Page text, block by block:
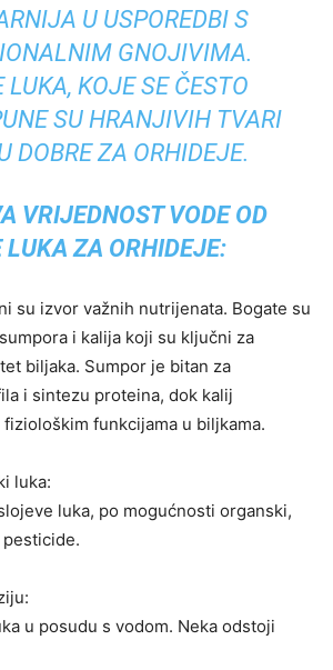
U USPOREDBI S
GNOJIVIMA.
LUKA, KOJE SE ČESTO
SU HRANJIVIH TVARI
DOBRE ZA ORHIDEJE.
VRIJEDNOST VODE OD
LUKA ZA ORHIDEJE:
su izvor važnih nutrijenata. Bogate su
i kalija koji su ključni za
biljaka. Sumpor je bitan za
i sintezu proteina, dok kalij
funkcijama u biljkama.
luka:
luka, po mogućnosti organski,
u posudu s vodom. Neka odstoji